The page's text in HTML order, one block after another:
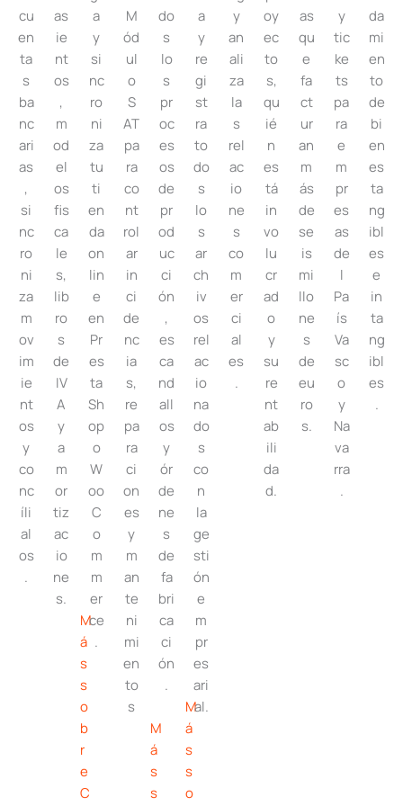
cu
en
ta
s
ba
nc
ari
as
,
si
nc
ro
ni
za
m
ov
im
ie
nt
os
y
co
nc
íli
al
os
.
as
ie
nt
os
,
m
od
el
os
fis
ca
le
s,
lib
ro
s
de
IV
A
y
a
m
or
tiz
ac
io
ne
s.
M
á
s
s
o
b
r
e
C
a
y
si
nc
ro
ni
za
tu
ti
en
da
on
lin
e
en
Pr
es
ta
Sh
op
o
W
oo
C
o
m
m
er
ce
.
M
ód
ul
o
S
AT
pa
ra
co
nt
rol
ar
in
ci
de
nc
ia
s,
re
pa
ra
ci
on
es
y
m
an
te
ni
mi
en
to
s
M
á
s
s
do
s
lo
s
pr
oc
es
os
de
pr
od
uc
ci
ón
,
es
ca
nd
all
os
y
ór
de
ne
s
de
fa
bri
ca
ci
ón
.
M
á
s
s
o
a
y
re
gi
st
ra
to
do
s
lo
s
ar
ch
iv
os
rel
ac
io
na
do
s
co
n
la
ge
sti
ón
e
m
pr
es
ari
al.
y
an
ali
za
la
s
rel
ac
io
ne
s
co
m
er
ci
al
es
.
oy
ec
to
s,
qu
ié
n
es
tá
in
vo
lu
cr
ad
o
y
su
re
nt
ab
ili
da
d.
as
qu
e
fa
ct
ur
an
m
ás
de
se
is
mi
llo
ne
s
de
eu
ro
s.
y
tic
ke
ts
pa
ra
e
m
pr
es
as
de
l
Pa
ís
Va
sc
o
y
Na
va
rra
.
da
mi
en
to
de
bi
en
es
ta
ng
ibl
es
e
in
ta
ng
ibl
es
.